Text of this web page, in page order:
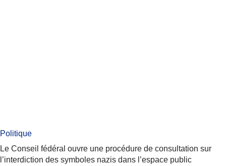
Politique
Le Conseil fédéral ouvre une procédure de consultation sur
l’interdiction des symboles nazis dans l’espace public